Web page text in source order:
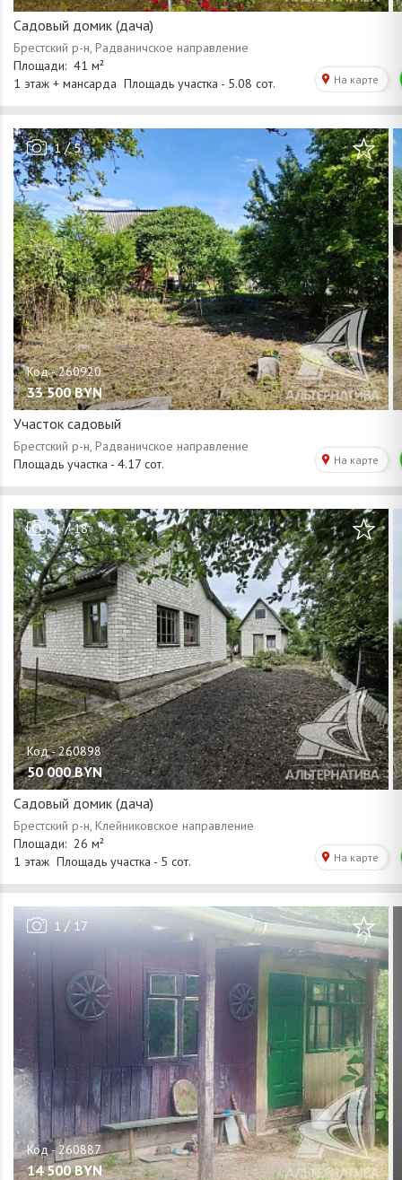
Садовый домик (дача)
1/5
33 500 BYN
Участок садовый
1/18
50 000 BYN
Садовый домик (дача)
1 /17
14 500 BYN